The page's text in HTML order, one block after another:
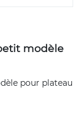
modèle
pour plateau